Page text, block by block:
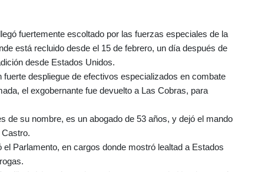
fuertemente escoltado por las fuerzas especiales de la
está recluido desde el 15 de febrero, un día después de
desde Estados Unidos.
despliegue de efectivos especializados en combate
el exgobernante fue devuelto a Las Cobras, para
de su nombre, es un abogado de 53 años, y dejó el mando
Parlamento, en cargos donde mostró lealtad a Estados